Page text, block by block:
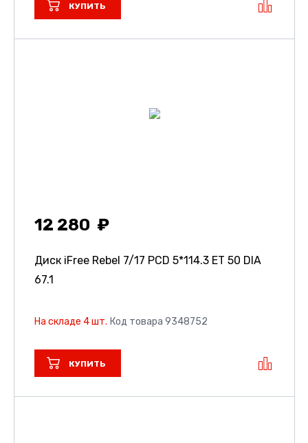
КУПИТЬ
12 280
Диск iFree Rebel 7/17 PCD 5*114.3 ET 50 DIA
67.1
На складе 4 шт. Код товара 9348752
КУПИТЬ